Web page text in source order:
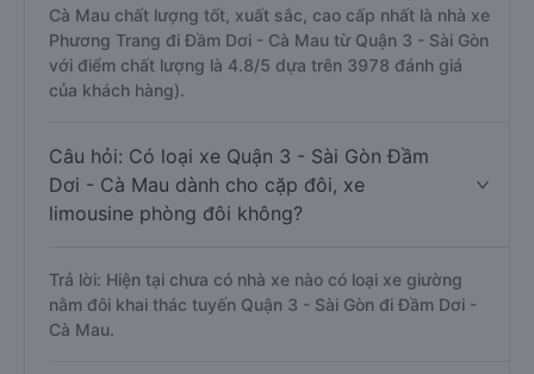
Cà Mau chất lượng tốt, xuất sắc, cao cấp nhất là nhà xe
Phương Trang đi Đầm Dơi - Cà Mau từ Quận 3 - Sài Gòn
với điểm chất lượng là 4.8/5 dựa trên 3978 đánh giá
của khách hàng).
Câu hỏi: Có loại xe Quận 3 - Sài Gòn Đầm
Dơi - Cà Mau dành cho cặp đôi, xe
limousine phòng đôi không?
Trả lời: Hiện tại chưa có nhà xe nào có loại xe giường
nằm đôi khai thác tuyến Quận 3 - Sài Gòn đi Đầm Dơi -
Cà Mau.